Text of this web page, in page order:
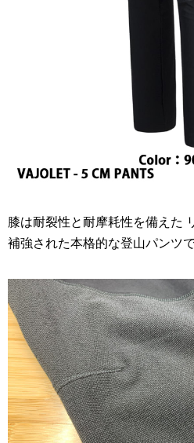
膝は耐裂性と耐摩耗性を備えた
補強された本格的な登山パンツで